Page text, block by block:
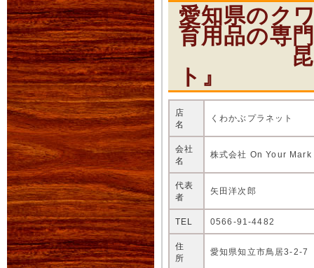
愛知県のク
育用品の専
昆虫シ
ト』
店
名
くわかぶプラネット
会社
名
株式会社 On Your Mark
代表
者
矢田洋次郎
TEL 0566-91-4482
住
所
愛知県知立市鳥居3-2-7